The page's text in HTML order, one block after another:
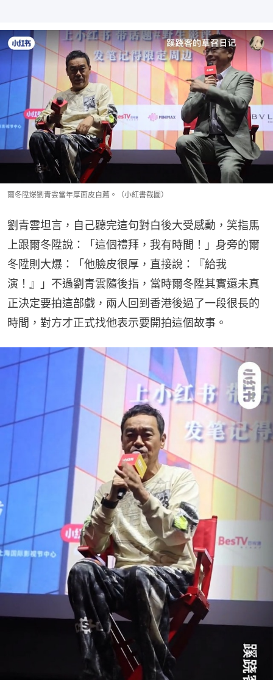
爾冬陞爆劉青雲當年厚面皮自薦。（小紅書截圖）
劉青雲坦言，自己聽完這句對白後大受感動，笑指馬
上跟爾冬陞說：「這個禮拜，我有時間！」身旁的爾
冬陞則大爆：「他臉皮很厚，直接說：『給我
演！』」不過劉青雲隨後指，當時爾冬陞其實還未真
正決定要拍這部戲，兩人回到香港後過了一段很長的
時間，對方才正式找他表示要開拍這個故事。